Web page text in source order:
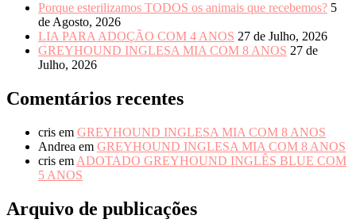
Porque esterilizamos TODOS os animais que recebemos? 5
de Agosto, 2026
LIA PARA ADOÇÃO COM 4 ANOS 27 de Julho, 2026
GREYHOUND INGLESA MIA COM 8 ANOS 27 de
Julho, 2026
Comentários recentes
cris em GREYHOUND INGLESA MIA COM 8 ANOS
Andrea em GREYHOUND INGLESA MIA COM 8 ANOS
cris em ADOTADO GREYHOUND INGLÊS BLUE COM
5 ANOS
Arquivo de publicações